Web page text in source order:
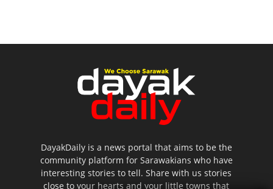
DayakDaily is a news portal that aims to be the
community platform for Sarawakians who have
interesting stories to tell. Share with us stories
close to your hearts and your little towns that